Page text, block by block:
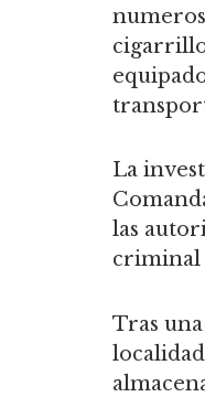
La
las
criminal
Tras